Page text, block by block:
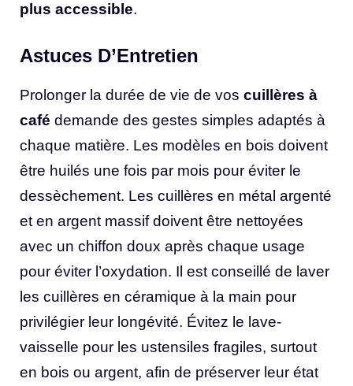
plus accessible.
Astuces D’Entretien
Prolonger la durée de vie de vos cuillères à
café demande des gestes simples adaptés à
chaque matière. Les modèles en bois doivent
être huilés une fois par mois pour éviter le
dessèchement. Les cuillères en métal argenté
et en argent massif doivent être nettoyées
avec un chiffon doux après chaque usage
pour éviter l’oxydation. Il est conseillé de laver
les cuillères en céramique à la main pour
privilégier leur longévité. Évitez le lave-
vaisselle pour les ustensiles fragiles, surtout
en bois ou argent, afin de préserver leur état